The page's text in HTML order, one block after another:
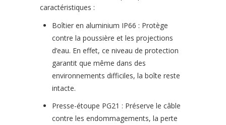
caractéristiques :
Boîtier en aluminium IP66 : Protège
contre la poussière et les projections
d’eau. En effet, ce niveau de protection
garantit que même dans des
environnements difficiles, la boîte reste
intacte.
Presse-étoupe PG21 : Préserve le câble
contre les endommagements, la perte